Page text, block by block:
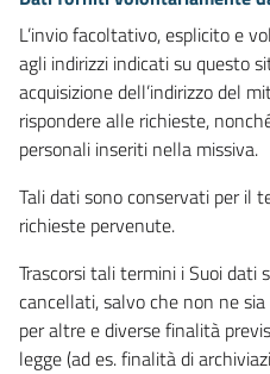
L’invio facoltativo, esplicito e
agli indirizzi indicati su questo
acquisizione dell’indirizzo del
rispondere alle richieste,
personali inseriti nella missiva.
Tali dati sono conservati per il
richieste pervenute.
Trascorsi tali termini i Suoi dati
cancellati, salvo che non ne
per altre e diverse finalità
legge (ad es. finalità di